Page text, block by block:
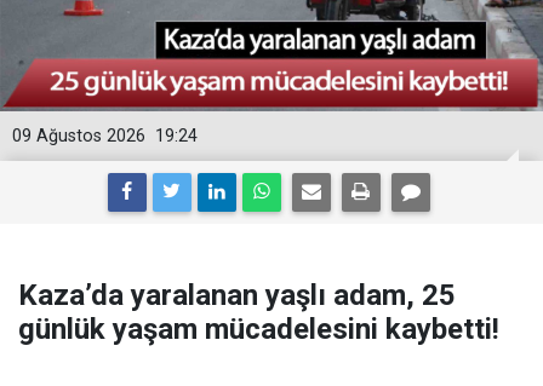
19:24
09 Ağustos 2026
Kaza’da yaralanan yaşlı adam, 25
günlük yaşam mücadelesini kaybetti!